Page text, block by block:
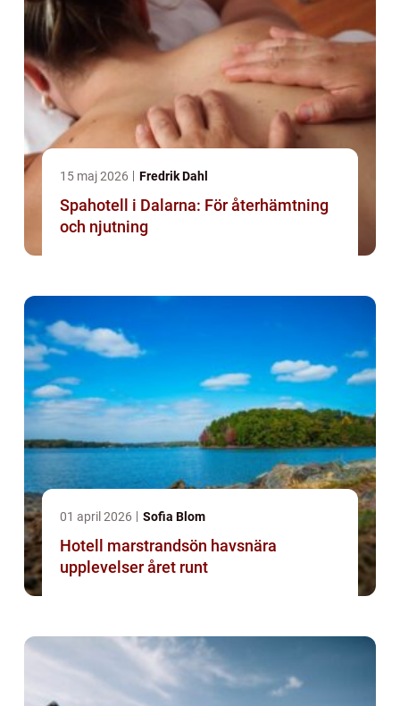
15 maj 2026 Fredrik Dahl
Spahotell i Dalarna: För återhämtning
och njutning
01 april 2026 Sofia Blom
Hotell marstrandsön havsnära
upplevelser året runt